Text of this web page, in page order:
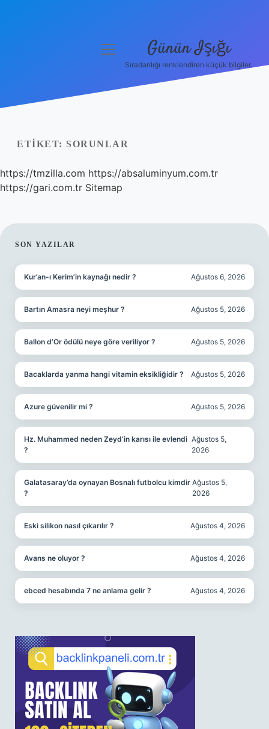
Yasal Uyarı
Hakkımızda
menüyü
Günün Işığı
Sıradanlığı renklendiren küçük bilgiler.
ETIKET: SORUNLAR
https://tmzilla.com https://absaluminyum.com.tr
https://gari.com.tr Sitemap
SIDEBAR
SON YAZILAR
Kur’an-ı Kerim’in kaynağı nedir ? Ağustos 6, 2026
Bartın Amasra neyi meşhur ? Ağustos 5, 2026
Ballon d’Or ödülü neye göre veriliyor ? Ağustos 5, 2026
Bacaklarda yanma hangi vitamin eksikliğidir ? Ağustos 5, 2026
Azure güvenilir mi ? Ağustos 5, 2026
Hz. Muhammed neden Zeyd’in karısı ile evlendi
?
Ağustos 5,
2026
Galatasaray’da oynayan Bosnalı futbolcu kimdir
?
Ağustos 5,
2026
Eski silikon nasıl çıkarılır ? Ağustos 4, 2026
Avans ne oluyor ? Ağustos 4, 2026
ebced hesabında 7 ne anlama gelir ? Ağustos 4, 2026